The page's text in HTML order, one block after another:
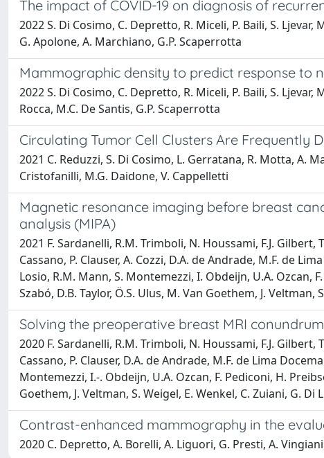
The impact of COVID-19 on diagnosis of
2022 S. Di Cosimo, C. Depretto, R. Miceli, P. Baili, S.
G. Apolone, A. Marchiano, G.P. Scaperrotta
Mammographic density to predict response to
2022 S. Di Cosimo, C. Depretto, R. Miceli, P. Baili, S.
Rocca, M.C. De Santis, G.P. Scaperrotta
Circulating Tumor Cell Clusters Are Frequently
2021 C. Reduzzi, S. Di Cosimo, L. Gerratana, R. Motta, A.
Cristofanilli, M.G. Daidone, V. Cappelletti
Magnetic resonance imaging before breast
analysis (MIPA)
2021 F. Sardanelli, R.M. Trimboli, N. Houssami, F.J.
Cassano, P. Clauser, A. Cozzi, D.A. de Andrade, M.F. de
Losio, R.M. Mann, S. Montemezzi, I. Obdeijn, U.A. Ozcan,
Szabó, D.B. Taylor, Ö.S. Ulus, M. Van Goethem, J. Veltman,
Solving the preoperative breast MRI
2020 F. Sardanelli, R.M. Trimboli, N. Houssami, F.J.
Cassano, P. Clauser, D.A. de Andrade, M.F. de Lima
Montemezzi, I.-. Obdeijn, U.A. Ozcan, F. Pediconi, H.
Goethem, J. Veltman, S. Weigel, E. Wenkel, C. Zuiani, G. Di
Contrast-enhanced mammography in the
2020 C. Depretto, A. Borelli, A. Liguori, G. Presti, A.